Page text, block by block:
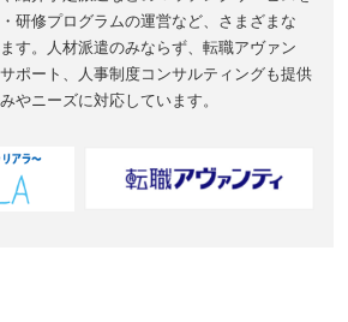
研修プログラムの運営など、さまざまな
す。人材派遣のみならず、転職アヴァン
ポート、人事制度コンサルティングも提供
やニーズに対応しています。